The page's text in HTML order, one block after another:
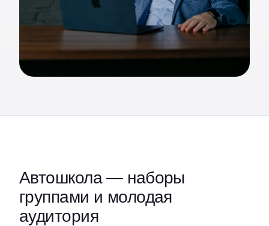
Автошкола — наборы
группами и молодая
аудитория